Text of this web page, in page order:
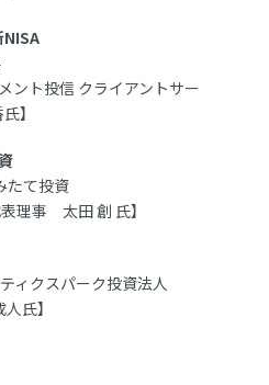
NISA
ント投信 クライアントサー
】
たて投資
理事 太田 創 氏】
ィクスパーク投資法人
氏】